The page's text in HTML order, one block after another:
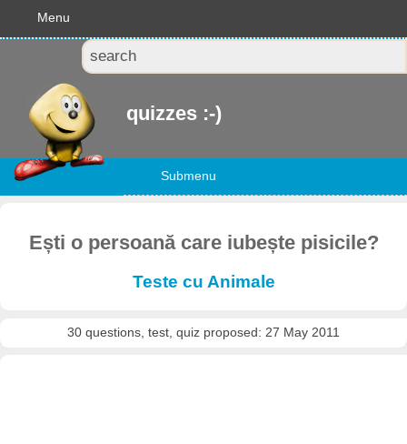
Menu
quizzes :-)
Submenu
Ești o persoană care iubește pisicile?
Teste cu Animale
30 questions, test, quiz proposed: 27 May 2011